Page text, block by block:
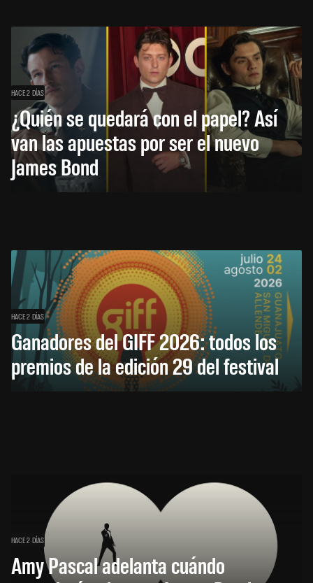
HACE 2 DÍAS
¿Quién se quedará con el papel? Así
van las apuestas por ser el nuevo
James Bond
HACE 2 DÍAS
Ganadores del GIFF 2026: todos los
premios de la edición 29 del festival
HACE 2 DÍAS
Amy Pascal adelanta cuándo